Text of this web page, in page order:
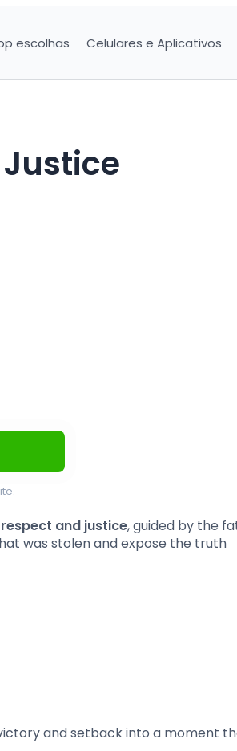
escolhas Celulares e Aplicativos
and justice, guided by the
was stolen and expose the truth
and setback into a moment